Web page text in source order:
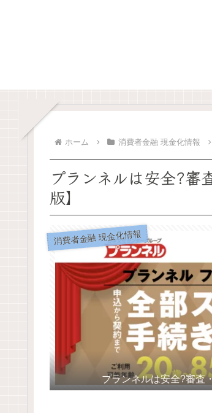
ホーム 消費者金融 現金化情報
プランネルは安全?審
版】
消費者金融 現金化情報
プランネルは安全?審査